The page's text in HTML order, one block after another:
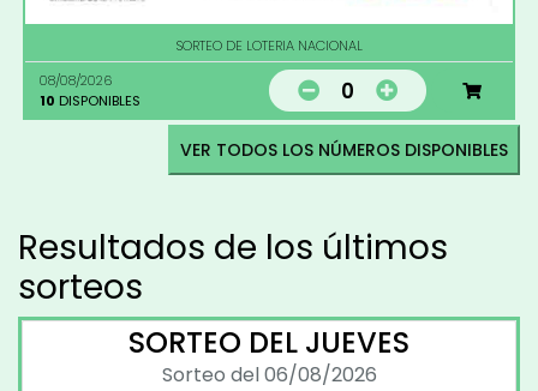
SORTEO DE LOTERIA NACIONAL
08/08/2026
10 DISPONIBLES 0
VER TODOS LOS NÚMEROS DISPONIBLES
Resultados de los últimos
sorteos
SORTEO DEL JUEVES
Sorteo del 06/08/2026